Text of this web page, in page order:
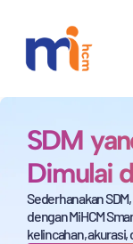
SDM
Dimulai
Sederhanakan
dengan MiHCM
kelincahan,